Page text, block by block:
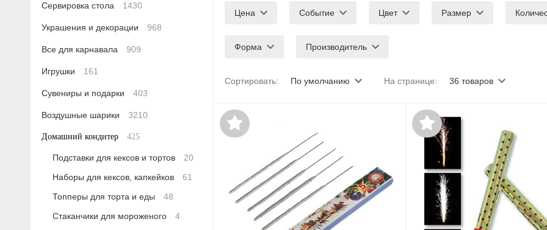
Цена Событие Цвет Размер
Форма Производитель
Сортировать: По умолчанию На странице: 36 товаров
Сервировка стола 1430
Украшения и декорации 968
Все для карнавала 909
Игрушки 161
Сувениры и подарки 403
Воздушные шарики 3210
Домашний кондитер 425
Подставки для кексов и тортов
20
Наборы для кексов, капкейков
61
Топперы для торта и еды
48
Стаканчики для мороженого
4